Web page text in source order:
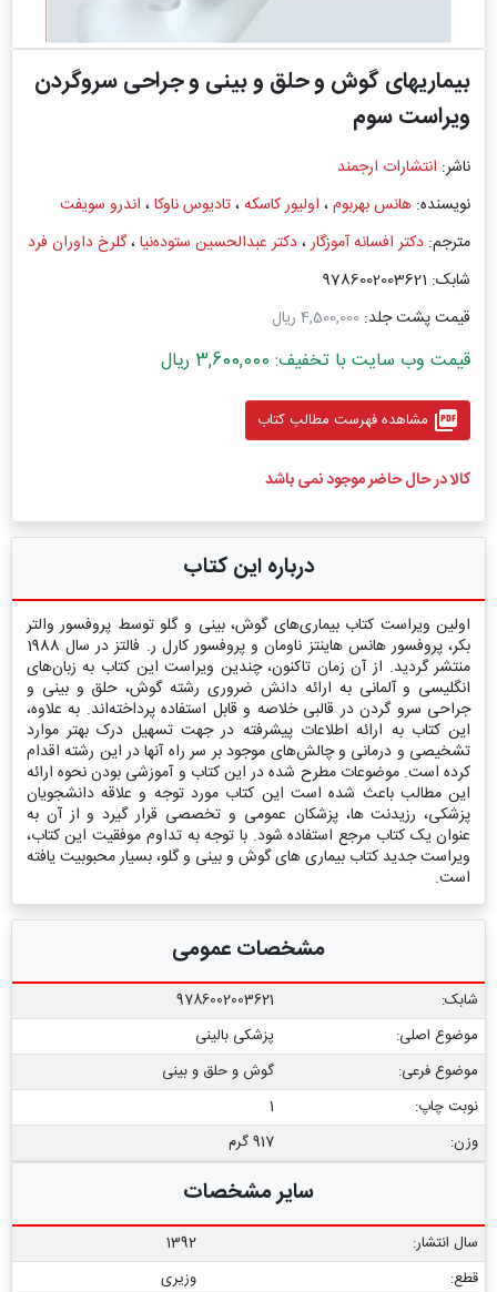
بیماریهای گوش و حلق و بینی و جراحی سروگردن
ویراست سوم
ناشر: انتشارات ارجمند
نویسنده: هانس بهربوم، اولیور کاسکه،تادیوس ناوکا، اندرو سویفت
مترجم: دکتر افسانه آموزگار،دکتر عبدالحسین ستوده‌نیا،گلرخ داوران فرد
شابک: 9786002003621
قیمت پشت جلد: 4,500,000 ریال
قیمت وب سایت با تخفیف: 3,600,000 ریال
picture_as_pdf مشاهده فهرست مطالب کتاب
کالا در حال حاضر موجود نمی باشد
درباره این کتاب
اولین ویراست کتاب بیماری‌های گوش، بینی و گلو توسط پروفسور والتر
بکر، پروفسور هانس هاینتز ناومان و پروفسور کارل ر. فالتز در سال 1988
منتشر گردید. از آن زمان تاکنون، چندین ویراست این کتاب به زبان‌های
انگلیسی و آلمانی به ارائه دانش ضروری رشته گوش، حلق و بینی و
جراحی سرو گردن در قالبی خلاصه و قابل استفاده پرداخته‌اند. به علاوه،
این کتاب به ارائه اطلاعات پیشرفته در جهت تسهیل درک بهتر موارد
تشخیصی و درمانی و چالش‌های موجود بر سر راه آنها در این رشته اقدام
کرده است. موضوعات مطرح شده در این کتاب و آموزشی بودن نحوه ارائه
این مطالب باعث شده است این کتاب مورد توجه و علاقه دانشجویان
پزشکی، رزیدنت ها، پزشکان عمومی و تخصصی قرار گیرد و از آن به
عنوان یک کتاب مرجع استفاده شود. با توجه به تداوم موفقیت این کتاب،
ویراست جدید کتاب بیماری های گوش و بینی و گلو، بسیار محبوبیت یافته
است.
مشخصات عمومی
شابک:
9786002003621
موضوع اصلی:
پزشکی بالینی
موضوع فرعی:
گوش و حلق و بینی
نوبت چاپ:
1
وزن:
917 گرم
سایر مشخصات
سال انتشار:
1392
قطع:
وزیری